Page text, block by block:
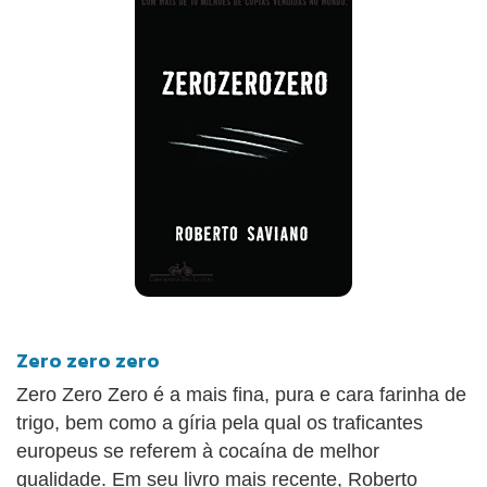
rigorosamente documentada, Roberto Saviano
criminoso mundo dos negócios da Gomorra.
origem, dirigido por Matteo Garrone, ganhou o
italiano no Oscar.
Zero zero zero
Zero Zero Zero é a mais fina, pura e cara farinha de
trigo, bem como a gíria pela qual os traficantes
europeus se referem à cocaína de melhor
qualidade. Em seu livro mais recente, Roberto